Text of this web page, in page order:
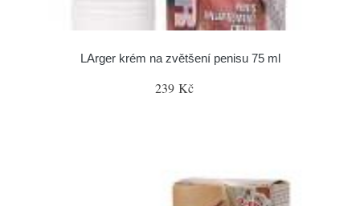
LArger krém na zvětšení penisu 75 ml
239 Kč